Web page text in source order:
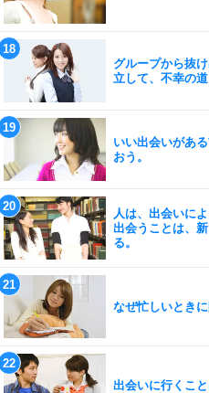
グループから抜
立して、不幸の道
いい出会いがあ
おう。
人は、出会いに
出会うことは、
る。
なぜ忙しいとき
出会いに行くこと